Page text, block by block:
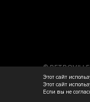
©
ТОВ
Этот сайт
Этот сайт
Если вы не